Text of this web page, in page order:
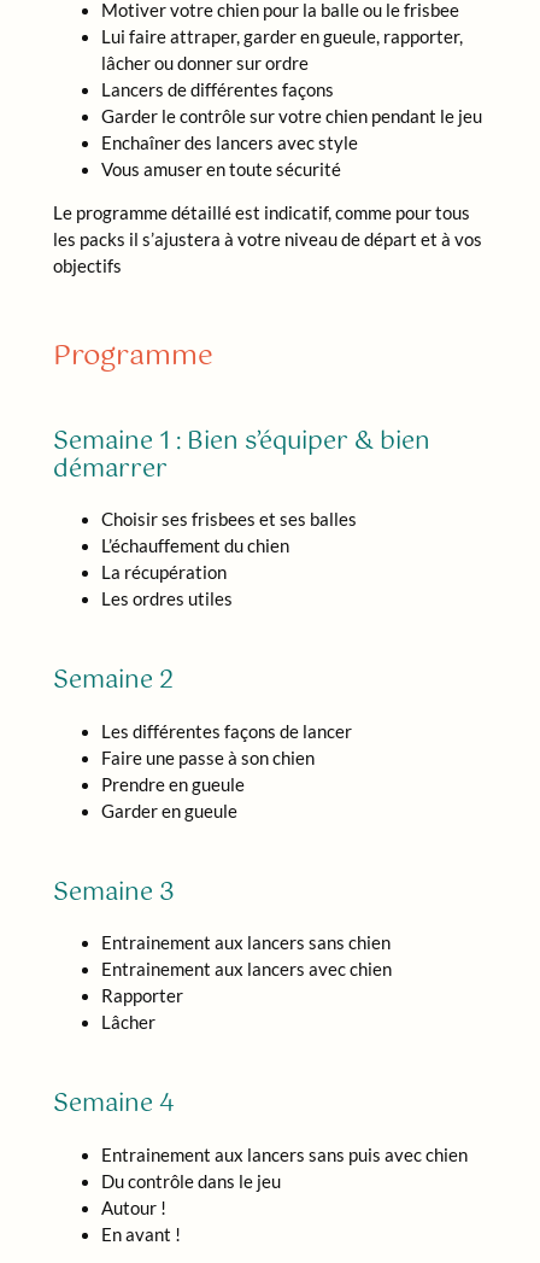
Motiver votre chien pour la balle ou le frisbee
Lui faire attraper, garder en gueule, rapporter,
lâcher ou donner sur ordre
Lancers de différentes façons
Garder le contrôle sur votre chien pendant le jeu
Enchaîner des lancers avec style
Vous amuser en toute sécurité
Le programme détaillé est indicatif, comme pour tous
les packs il s’ajustera à votre niveau de départ et à vos
objectifs
Programme
Semaine 1 : Bien s’équiper & bien
démarrer
Choisir ses frisbees et ses balles
L’échauffement du chien
La récupération
Les ordres utiles
Semaine 2
Les différentes façons de lancer
Faire une passe à son chien
Prendre en gueule
Garder en gueule
Semaine 3
Entrainement aux lancers sans chien
Entrainement aux lancers avec chien
Rapporter
Lâcher
Semaine 4
Entrainement aux lancers sans puis avec chien
Du contrôle dans le jeu
Autour !
En avant !